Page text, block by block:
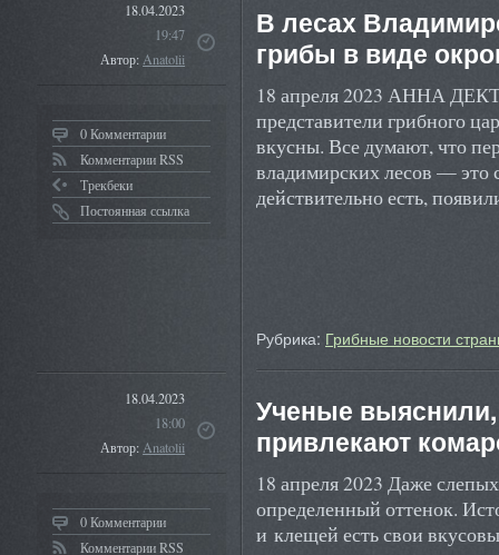
18.04.2023
19:47
Автор:Anatolii
0 Комментарии
Комментарии RSS
Трекбеки
Постоянная ссылка
В лесах
грибы в виде
18 апреля 2023 АННА
представители грибного
вкусны. Все думают, что
владимирских лесов — это
действительно есть,
Рубрика: Грибные новости
18.04.2023
18:00
Автор:Anatolii
0 Комментарии
Комментарии RSS
Ученые
привлекают
18 апреля 2023 Даже
определенный оттенок.
и клещей есть свои